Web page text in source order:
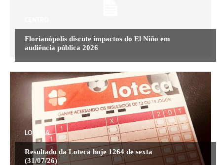
Florianópolis discute impactos do El Niño em
audiência pública 2026
LOTERIA
Resultado da Loteca hoje 1264 de sexta
(31/07/26)